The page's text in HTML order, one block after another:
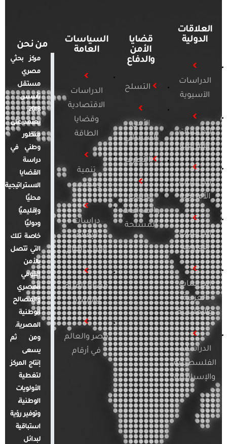
العلاقات
الدولية
الدراسات
الآسيوية
الدراسات
الأفريقية
الدراسات
الأمريكية
الدراسات
الأوروبية
الدراسات
العربية
والإقليمية
الدراسات
الفلسطينية
والإسرائيلية
قضايا
الأمن
والدفاع
التسلح
الأمن
السيبراني
التطرف
الإرهاب
والصراعات
المسلحة
السياسات
العامة
الدراسات
الاقتصادية
وقضايا
الطاقة
تنمية
ومجتمع
دراسات
الإعلام
والرأي العام
قضايا المرأة
والأسرة
مصر والعالم
في أرقام
من نحن
مركز بحثي
مصري
مستقل
تأسس
2018.
يعتمد على
منظور
وطني في
دراسة
القضايا
الاستراتيجية
محليًا
وإقليميًا
ودوليًا
خاصة تلك
التي تتصل
بالأمن
القومي
المصري
والمصالح
الوطنية
المصرية.
ومن ثم
يسعى
إنتاج المركز
لتغطية
الأولويات
الوطنية،
وتوفير رؤية
استباقية
لبدائل